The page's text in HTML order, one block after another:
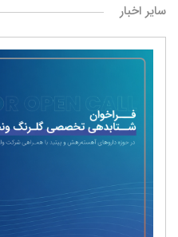
سایر اخبار